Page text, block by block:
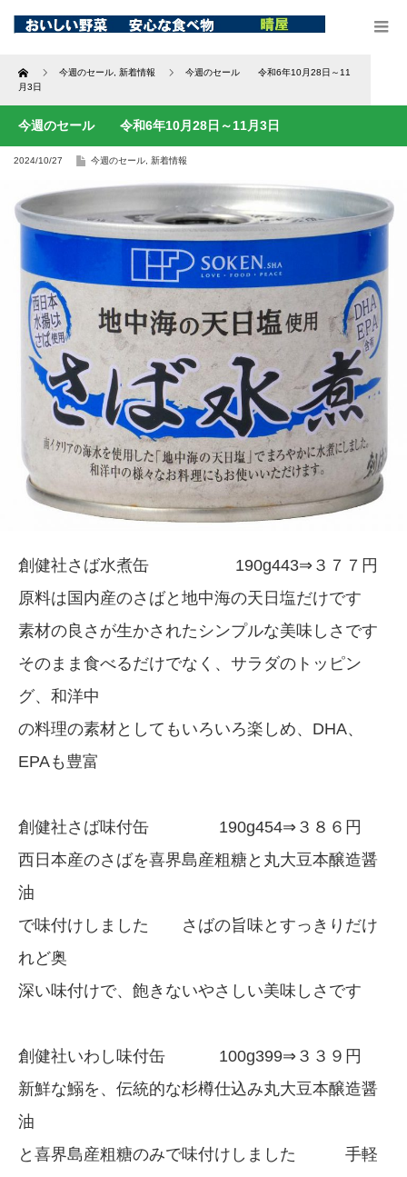
Home 今週のセール 新着情報
今週のセール 令和6年10月28日～11
月3日
今週のセール 令和6年10月28日～11月3日
2024/10/27 今週のセール 新着情報
創健社さば水煮缶 190g443⇒３７７円
原料は国内産のさばと地中海の天日塩だけです
素材の良さが生かされたシンプルな美味しさです
そのまま食べるだけでなく、サラダのトッピン
グ、和洋中
の料理の素材としてもいろいろ楽しめ、DHA、
EPAも豊富
創健社さば味付缶 190g454⇒３８６円
西日本産のさばを喜界島産粗糖と丸大豆本醸造醤
油
で味付けしました さばの旨味とすっきりだけ
れど奥
深い味付けで、飽きないやさしい美味しさです
創健社いわし味付缶 100g399⇒３３９円
新鮮な鰯を、伝統的な杉樽仕込み丸大豆本醸造醤
油
と喜界島産粗糖のみで味付けしました 手軽